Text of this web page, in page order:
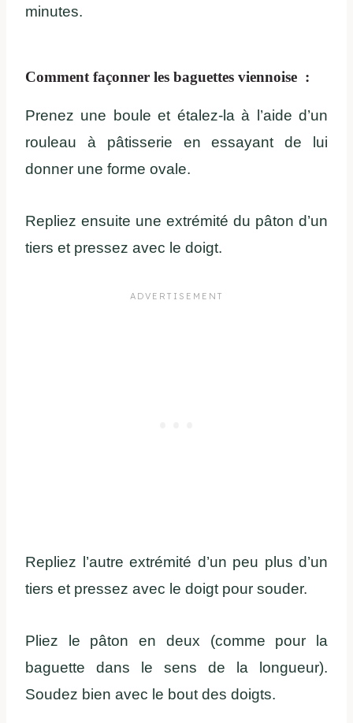
minutes.
Comment façonner les baguettes viennoise :
Prenez une boule et étalez-la à l’aide d’un
rouleau à pâtisserie en essayant de lui
donner une forme ovale.
Repliez ensuite une extrémité du pâton d’un
tiers et pressez avec le doigt.
Repliez l’autre extrémité d’un peu plus d’un
tiers et pressez avec le doigt pour souder.
Pliez le pâton en deux (comme pour la
baguette dans le sens de la longueur).
Soudez bien avec le bout des doigts.